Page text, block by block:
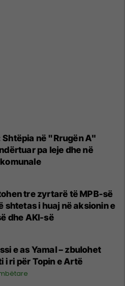
Shtëpia në "Rrugën A"
pa leje dhe në
tre zyrtarë të MPB-së
shtetas i huaj në aksionin e
dhe AKI-së
e as Yamal – zbulohet
i ri për Topin e Artë